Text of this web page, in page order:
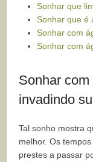
Sonhar que
Sonhar que é
Sonhar com
Sonhar com
Sonhar
invadindo
Tal sonho mostra
melhor. Os
prestes a passar